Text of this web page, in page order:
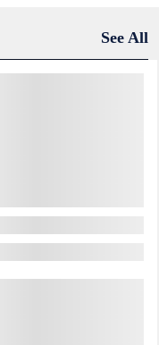
See All